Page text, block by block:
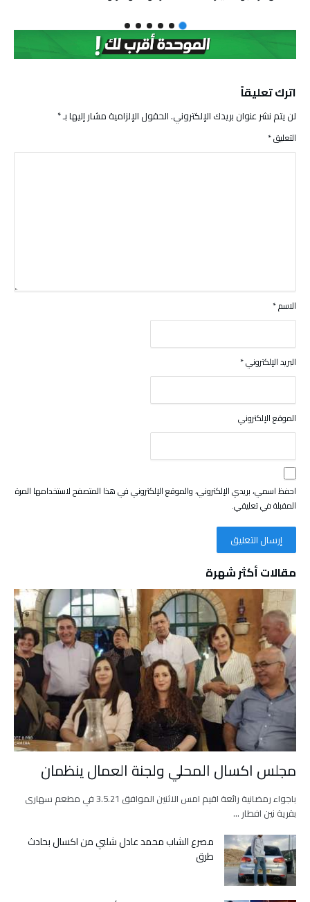
اترك تعليقاً
لن يتم نشر عنوان بريدك الإلكتروني.الحقول الإلزامية مشار إليها بـ*
التعليق*
الاسم*
البريد الإلكتروني*
الموقع الإلكتروني
احفظ اسمي، بريدي الإلكتروني، والموقع الإلكتروني في هذا المتصفح لاستخدامها المرة
المقبلة في تعليقي.
مقالات أكثر شهرة
مجلس اكسال المحلي ولجنة العمال ينظمان
باجواء رمضانية رائعة اقيم امس الاثنين الموافق 3.5.21 في مطعم سهارى
بقرية نين افطار …
مصرع الشاب محمد عادل شلبي من اكسال بحادث
طرق